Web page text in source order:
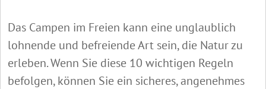
Das Campen im Freien kann eine unglaublich
lohnende und befreiende Art sein, die Natur zu
erleben. Wenn Sie diese 10 wichtigen Regeln
befolgen, können Sie ein sicheres, angenehmes